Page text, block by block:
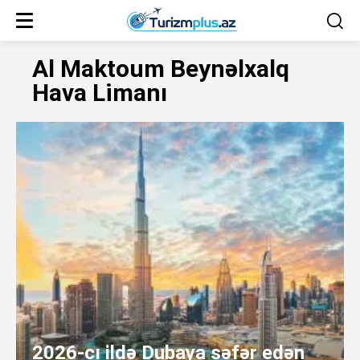
Al Maktoum Beynəlxalq
Hava Limanı
2026-cı ildə Dubaya səfər edən